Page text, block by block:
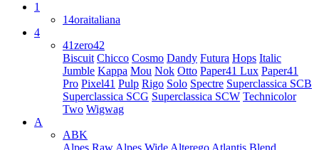
1
14oraitaliana
4
41zero42
Biscuit Chicco Cosmo Dandy Futura Hops Italic
Jumble Kappa Mou Nok Otto Paper41 Lux Paper41
Pro Pixel41 Pulp Rigo Solo Spectre Superclassica SCB
Superclassica SCG Superclassica SCW Technicolor
Two Wigwag
A
ABK